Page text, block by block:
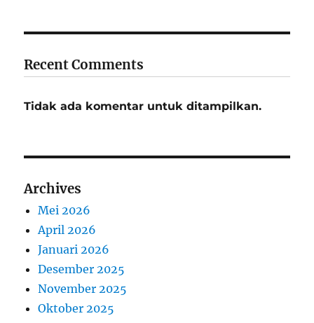
Recent Comments
Tidak ada komentar untuk ditampilkan.
Archives
Mei 2026
April 2026
Januari 2026
Desember 2025
November 2025
Oktober 2025